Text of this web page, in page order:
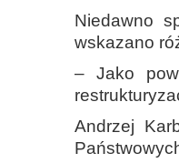
Niedawno
wskazano
– Jako
Andrzej